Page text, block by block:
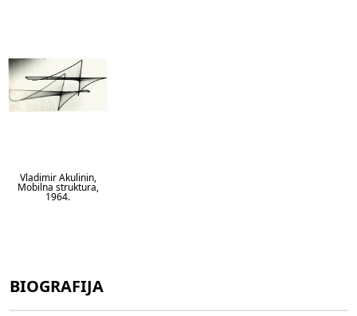
Vladimir Akulinin,
Mobilna struktura,
1964.
BIOGRAFIJA